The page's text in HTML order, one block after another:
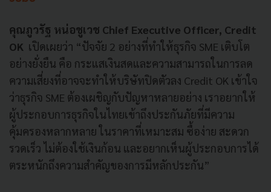
คุณภูวรัฐ หน่อชูเวช Chief Executive Officer, Credit
OK เปิดเผยว่า “ปัจจัย 2 อย่างที่ทำให้ธุรกิจ SME เติบโต
อย่างยั่งยืน คือ กระแสเงินสดและความสามารถในการลด
ความเสี่ยงที่อาจจะทำให้บริษัทปิดตัวลง Credit OK เข้าใจ
ว่าธุรกิจ SME ต้องเผชิญกับปัญหาหลายอย่าง เราอยากให้
ผู้ประกอบการธุรกิจในไทยเข้าถึงประกันภัยที่มีความ
คุ้มครองหลากหลาย ในราคาที่เหมาะสม ซื้อง่าย สะดวก
รวดเร็ว ไม่ต้องใช้เงินก้อน และอยากเห็นผู้ประกอบการได้
ตระหนักถึงความสำคัญของการมีหลักประกัน”